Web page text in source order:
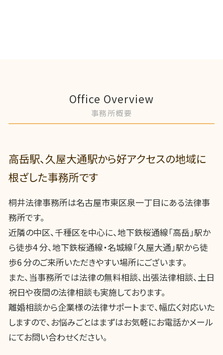
Office Overview
事務所概要
高岳駅、久屋大通駅から好アクセスの地域に
根ざした事務所です
桐井法律事務所は名古屋市東区泉一丁目にある法律事
務所です。
近隣の中区、千種区を中心に、地下鉄桜通線「高岳」駅か
ら徒歩4 分、地下鉄桜通線・名城線「久屋大通」駅から徒
歩6 分のご来所いただきやすい場所にございます。
また、当事務所では法律の無料相談、出張法律相談、土日
祝日や夜間の法律相談も実施しております。
離婚相談から企業様の法律サポートまで、幅広く対応いた
しますので、お悩みごとはまずはお気軽にお電話かメール
にてお問い合わせください。